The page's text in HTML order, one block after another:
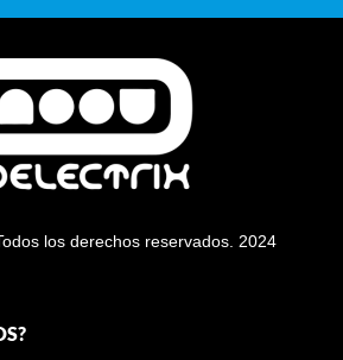
los derechos reservados. 2024